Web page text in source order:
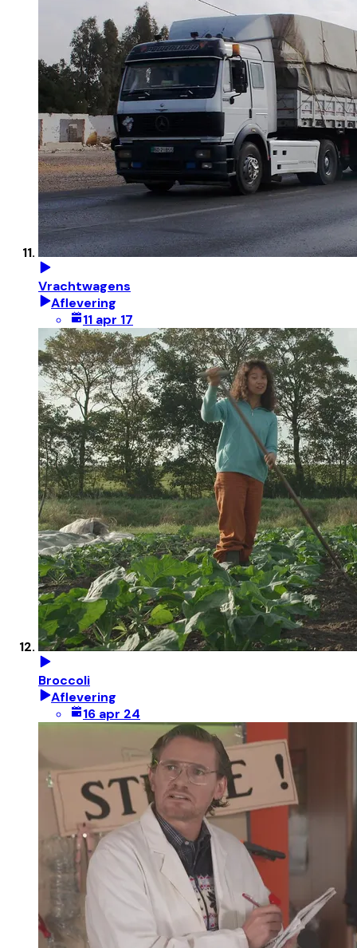
Vrachtwagens
Aflevering
11 apr 17
Broccoli
Aflevering
16 apr 24